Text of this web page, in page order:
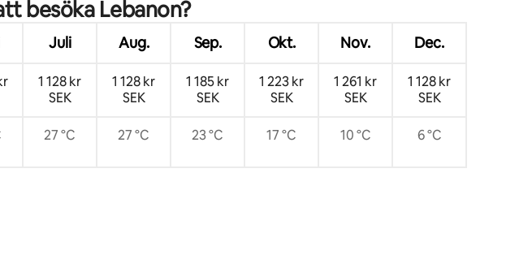
besöka Lebanon?
Juli Aug. Sep. Okt. Nov. Dec.
1 128 kr
SEK
1 128 kr
SEK
1 185 kr
SEK
1 223 kr
SEK
1 261 kr
SEK
1 128 kr
SEK
27 °C 27 °C 23 °C 17 °C 10 °C 6 °C